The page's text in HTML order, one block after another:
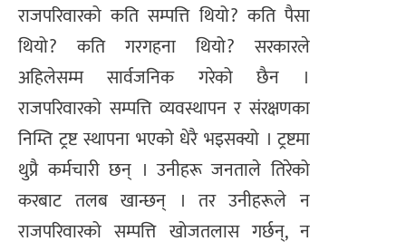
राजपरिवारको कति सम्पत्ति थियो? कति पैसा
थियो? कति गरगहना थियो? सरकारले
अहिलेसम्म सार्वजनिक गरेको छैन ।
राजपरिवारको सम्पत्ति व्यवस्थापन र संरक्षणका
निम्ति ट्रष्ट स्थापना भएको धेरै भइसक्यो । ट्रष्टमा
थुप्रै कर्मचारी छन् । उनीहरू जनताले तिरेको
करबाट तलब खान्छन् । तर उनीहरूले न
राजपरिवारको सम्पत्ति खोजतलास गर्छन्, न